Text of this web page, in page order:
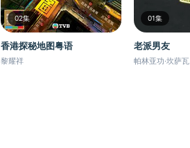
02集
香港探秘地图粤语
黎耀祥
01集
老派男友
帕林亚功·坎萨瓦